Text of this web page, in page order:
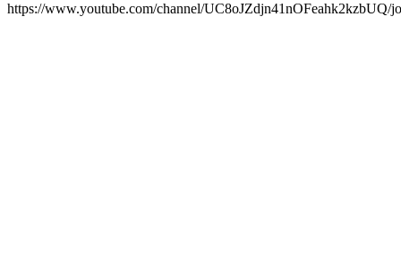
https://www.youtube.com/channel/UC8oJZdjn41nOFeahk2kzbUQ/